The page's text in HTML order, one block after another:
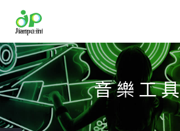
音 樂 工 具